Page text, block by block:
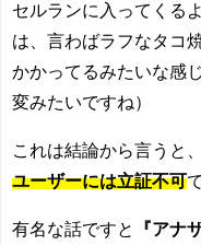
セルランに入ってくる
は、言わばラフなタコ
かかってるみたいな感
変みたいですね）
これは結論から言うと、
ユーザーには立証不可
有名な話ですと 『アナ